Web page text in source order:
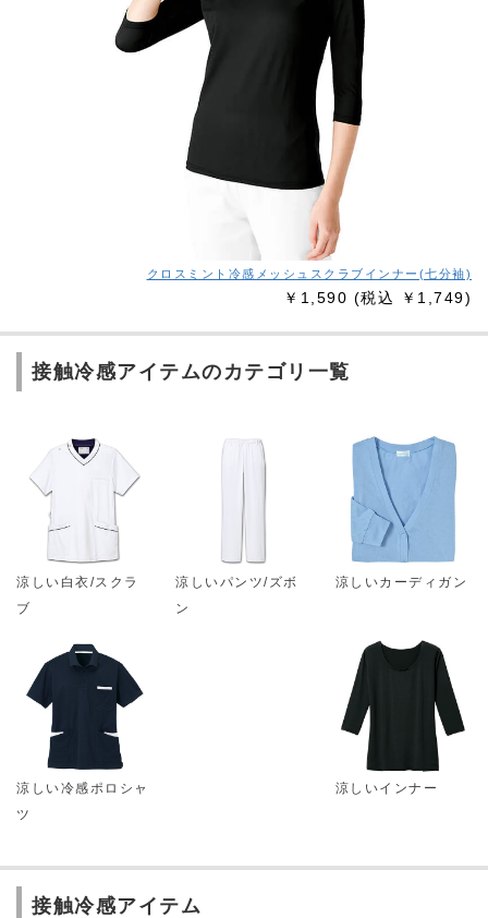
クロスミント冷感メッシュスクラブインナー(七分袖)
￥1,590 (税込 ￥1,749)
接触冷感アイテムのカテゴリ一覧
涼しい白衣/スクラ
ブ
涼しいパンツ/ズボ
ン
涼しいカーディガン
涼しい冷感ポロシャ
ツ
涼しいインナー
接触冷感アイテム